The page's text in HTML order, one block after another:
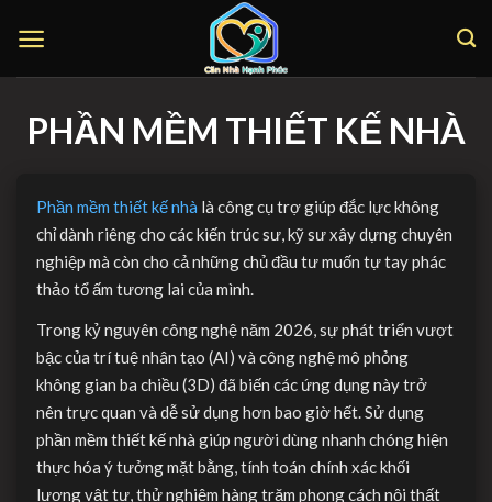
qua
PHẦN MỀM THIẾT KẾ NHÀ
Phần mềm thiết kế nhà là công cụ trợ giúp đắc lực không
chỉ dành riêng cho các kiến trúc sư, kỹ sư xây dựng chuyên
nghiệp mà còn cho cả những chủ đầu tư muốn tự tay phác
thảo tổ ấm tương lai của mình.
Trong kỷ nguyên công nghệ năm 2026, sự phát triển vượt
bậc của trí tuệ nhân tạo (AI) và công nghệ mô phỏng
không gian ba chiều (3D) đã biến các ứng dụng này trở
nên trực quan và dễ sử dụng hơn bao giờ hết. Sử dụng
phần mềm thiết kế nhà giúp người dùng nhanh chóng hiện
thực hóa ý tưởng mặt bằng, tính toán chính xác khối
lượng vật tư, thử nghiệm hàng trăm phong cách nội thất